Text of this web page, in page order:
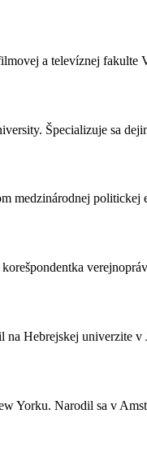
a televíznej
Špecializuje sa
medzinárodnej
Hebrejskej univerzite v
Yorku. Narodil sa v